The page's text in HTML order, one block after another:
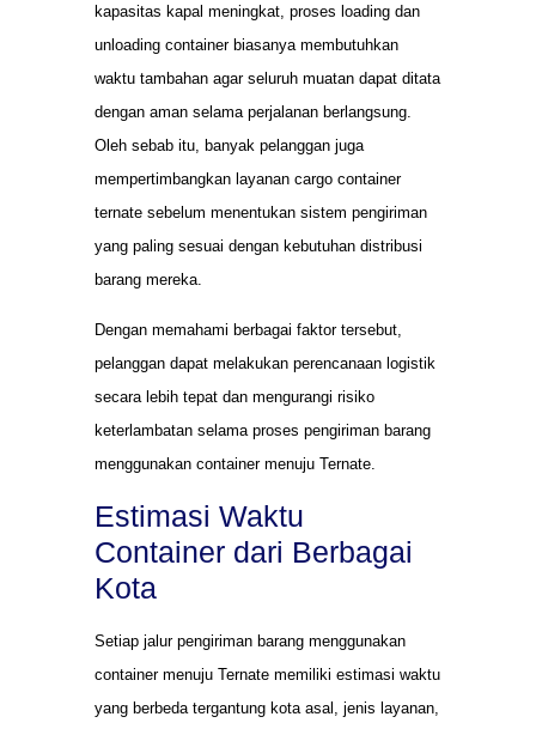
kapasitas kapal meningkat, proses loading dan
unloading container biasanya membutuhkan
waktu tambahan agar seluruh muatan dapat ditata
dengan aman selama perjalanan berlangsung.
Oleh sebab itu, banyak pelanggan juga
mempertimbangkan layanan cargo container
ternate sebelum menentukan sistem pengiriman
yang paling sesuai dengan kebutuhan distribusi
barang mereka.
Dengan memahami berbagai faktor tersebut,
pelanggan dapat melakukan perencanaan logistik
secara lebih tepat dan mengurangi risiko
keterlambatan selama proses pengiriman barang
menggunakan container menuju Ternate.
Estimasi Waktu
Container dari Berbagai
Kota
Setiap jalur pengiriman barang menggunakan
container menuju Ternate memiliki estimasi waktu
yang berbeda tergantung kota asal, jenis layanan,